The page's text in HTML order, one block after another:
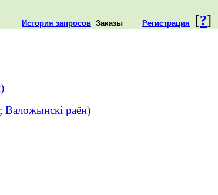
[?]
История запросов Заказы Регистрация
Валожынскі раён)